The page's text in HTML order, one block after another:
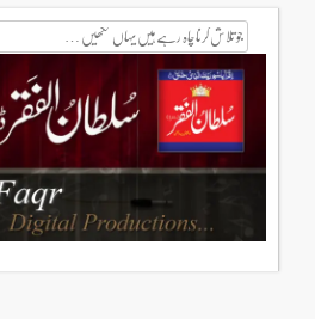
تلاش
چاہ
ہیں
لکھیں